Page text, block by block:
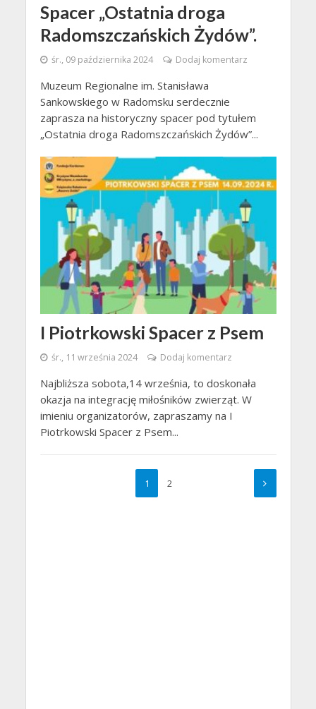
Spacer „Ostatnia droga
Radomszczańskich Żydów”.
śr., 09 października 2024 Dodaj komentarz
Muzeum Regionalne im. Stanisława
Sankowskiego w Radomsku serdecznie
zaprasza na historyczny spacer pod tytułem
„Ostatnia droga Radomszczańskich Żydów”...
I Piotrkowski Spacer z Psem
śr., 11 września 2024 Dodaj komentarz
Najbliższa sobota,14 września, to doskonała
okazja na integrację miłośników zwierząt. W
imieniu organizatorów, zapraszamy na I
Piotrkowski Spacer z Psem...
1 2